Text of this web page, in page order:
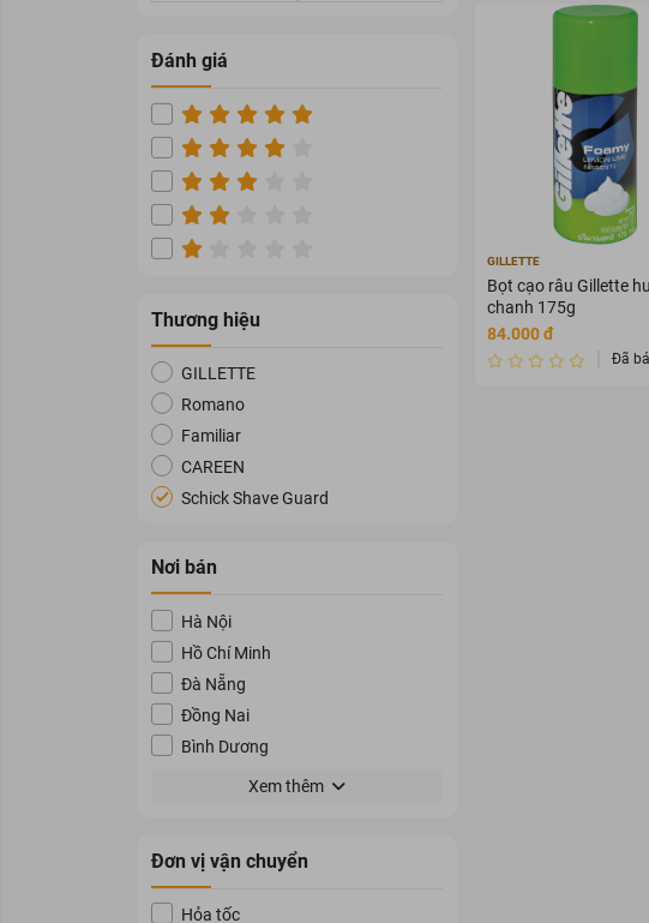
Đánh giá
Thương hiệu
GILLETTE
Romano
Familiar
CAREEN
Schick Shave Guard
Nơi bán
Hà Nội
Hồ Chí Minh
Đà Nẵng
Đồng Nai
Bình Dương
Bà Rịa - Vũng Tàu
Lâm Đồng
Đắk Lắk
Xem thêm
Đơn vị vận chuyển
Hỏa tốc
GILLETTE
Bọt cạo râu Gillette
chanh 175g
84.000 đ
Đã